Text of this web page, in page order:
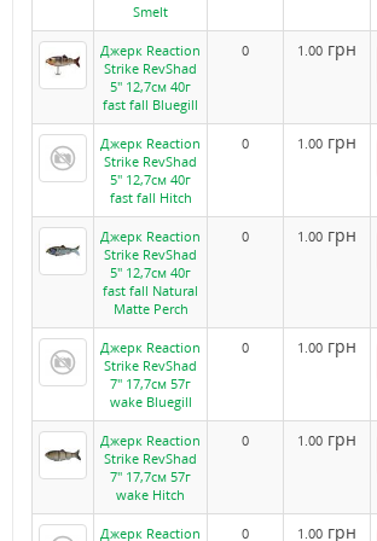
Smelt
Джерк Reaction
Strike RevShad
5" 12,7см 40г
fast fall Bluegill
0 1.00 грн
Джерк Reaction
Strike RevShad
5" 12,7см 40г
fast fall Hitch
0 1.00 грн
Джерк Reaction
Strike RevShad
5" 12,7см 40г
fast fall Natural
Matte Perch
0 1.00 грн
Джерк Reaction
Strike RevShad
7" 17,7см 57г
wake Bluegill
0 1.00 грн
Джерк Reaction
Strike RevShad
7" 17,7см 57г
wake Hitch
0 1.00 грн
Джерк Reaction 0 1.00 грн